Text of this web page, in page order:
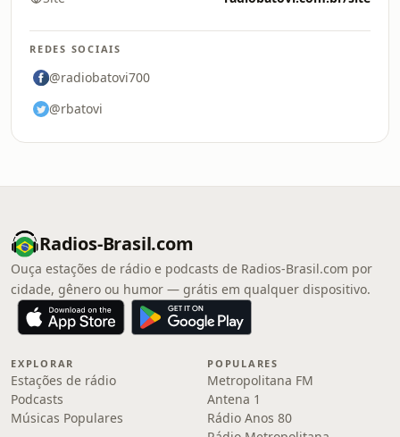
REDES SOCIAIS
@radiobatovi700
@rbatovi
Radios-Brasil.com
Ouça estações de rádio e podcasts de Radios-Brasil.com por
cidade, gênero ou humor — grátis em qualquer dispositivo.
EXPLORAR
Estações de rádio
Podcasts
Músicas Populares
POPULARES
Metropolitana FM
Antena 1
Rádio Anos 80